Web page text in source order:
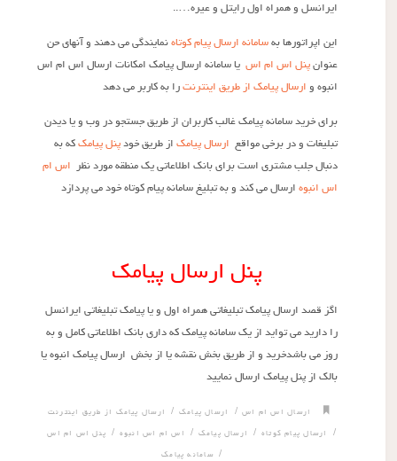
ایرانسل و همراه اول رایتل و عیره…..
این اپراتورها بهسامانه ارسال پیام کوتاهنمایندگی می دهند و آنهای حن
عنوانپنل اس ام اسیا سامانه ارسال پیامک امکانات ارسال اس ام اس
انبوه وارسال پیامک از طریق اینترنترا به کاربر می دهد
برای خرید سامانه پیامک غالب کاربران از طریق جستجو در وب و یا دیدن
تبلیغات و در برخی مواقعارسال پیامکاز طریق خودپنل پیامککه به
دنبال جلب مشتری است برای بانک اطلاعاتی یک منطقه مورد نظراس ام
اس انبوهارسال می کند و به تبلیغ سامانه پیام کوتاه خود می پردازد
پنل ارسال پیامک
اگز قصد ارسال پیامک تبلیغاتی همراه اول و یا پیامک تبلیغاتی ایرانسل
را دارید می تواید از یک سامانه پیامک که داری بانک اطلاعاتی کامل و به
روز می باشدخرید و از طریق بخش نقشه یا از بخش ارسال پیامک انبوه یا
بالک از پنل پیامک ارسال نمایید
ارسال اس ام اس / ارسال پيامک/ ارسال پيامک از طريق اينترنت
ارسال پیام کوتاه / ارسال پیامک/ اس ام اس انبوه/ پنل اس ام اس
سامانه پيامک